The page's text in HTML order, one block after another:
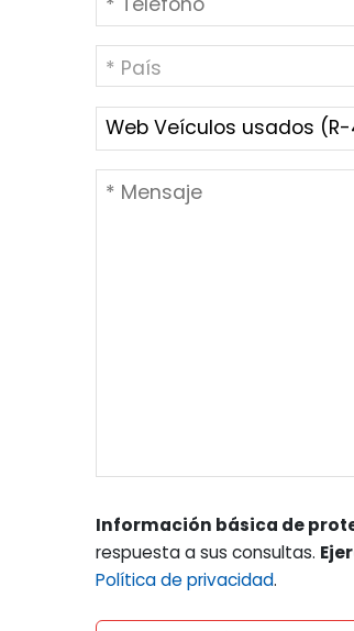
* País
Información básica de
respuesta a sus consultas.
Política de privacidad.